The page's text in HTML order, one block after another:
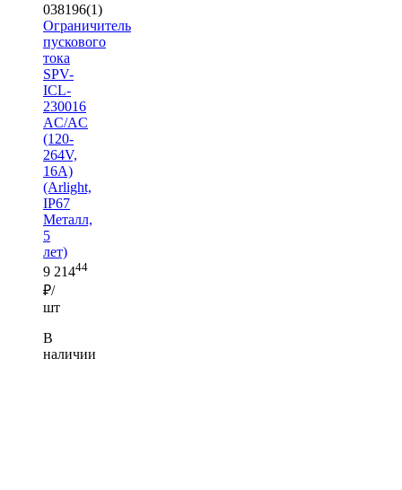
038196(1)
Ограничитель
пускового
тока
SPV-
ICL-
230016
AC/AC
(120-
264V,
16A)
(Arlight,
IP67
Металл,
5
лет)
9 21444
₽/
шт
В
наличии